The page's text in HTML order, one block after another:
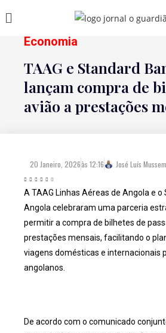
Economia
TAAG e Standard
lançam compra de
avião a prestações
20 Janeiro, 2026às 12:16 José Luís
A TAAG Linhas Aéreas de Angola e o
Angola celebraram uma parceria
permitir a compra de bilhetes de
prestações mensais, facilitando o
viagens domésticas e internacionais
angolanos.
De acordo com o comunicado